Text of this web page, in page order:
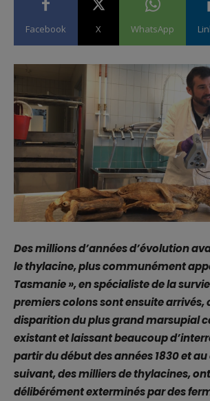
Facebook X WhatsApp
Des millions d’années d’évolution
le thylacine, plus communément
Tasmanie », en spécialiste de la
premiers colons sont ensuite arrivés,
disparition du plus grand marsupial
existant et laissant beaucoup
partir du début des années 1830 et
suivant, des milliers de thylacines,
délibérément exterminés par des